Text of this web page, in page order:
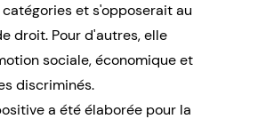
et s'opposerait au
droit. Pour d'autres, elle
sociale, économique et
discriminés.
a été élaborée pour la